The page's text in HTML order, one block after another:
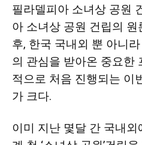
필라델피아 소녀상 공원
아 소녀상 공원 건립의
후, 한국 국내외 뿐 아니
의 관심을 받아온 중요한
적으로 처음 진행되는 이
가 크다.
이미 지난 몇달 간 국내